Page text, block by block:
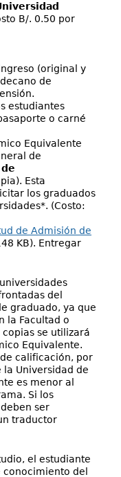
B/. 0.50 por
(original y
de
estudiantes
o carné
Equivalente
de
Esta
los graduados
(Costo:
de Admisión de
KB). Entregar
del
graduado, ya que
la Facultad o
se utilizará
Equivalente.
calificación, por
la Universidad de
es menor al
Si los
ser
traductor
el estudiante
del